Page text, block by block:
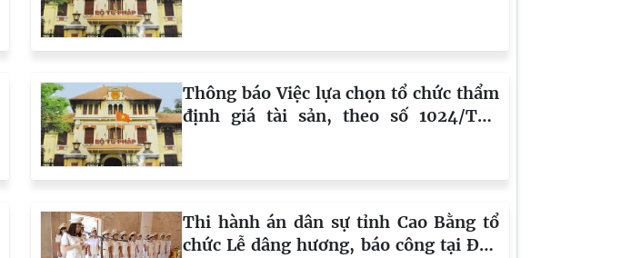
Thông báo Việc lựa chọn tổ chức thẩm
định giá tài sản, theo số 1024/TB-
Thi hành án dân sự tỉnh Cao Bằng tổ
chức Lễ dâng hương, báo công tại Đền